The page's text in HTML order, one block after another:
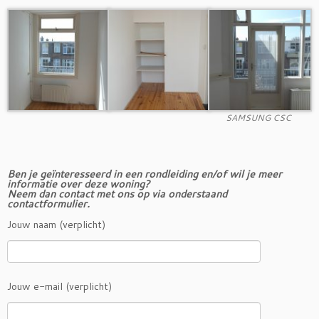
SAMSUNG CSC
Ben je geïnteresseerd in een rondleiding en/of wil je meer
informatie over deze woning?
Neem dan contact met ons op via onderstaand
contactformulier.
Jouw naam (verplicht)
Jouw e-mail (verplicht)